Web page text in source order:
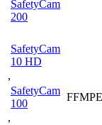
SafetyCam
200
SafetyCam
10 HD
,
SafetyCam
100
,